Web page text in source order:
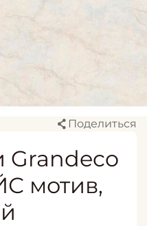
Поделиться
Grandeco
мотив,